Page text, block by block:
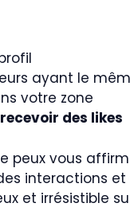
ayant le
votre zone
recevoir des likes
peux vous
interactions
et irrésistible